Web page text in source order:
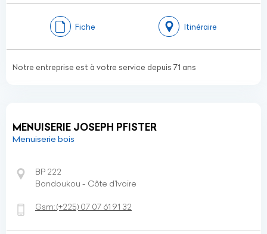
Fiche Itinéraire
Notre entreprise est à votre service depuis 71 ans
MENUISERIE JOSEPH PFISTER
Menuiserie bois
BP 222
Bondoukou - Côte d’Ivoire
Gsm:(+225) 07 07 61 91 32